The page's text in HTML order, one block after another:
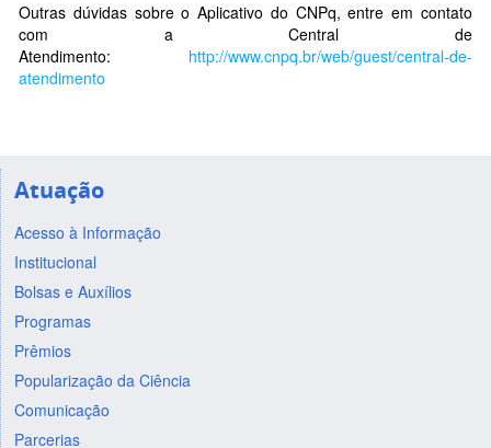
Outras dúvidas sobre o Aplicativo do CNPq, entre em contato
com a Central de
Atendimento: http://www.cnpq.br/web/guest/central-de-
atendimento
Atuação
Acesso à Informação
Institucional
Bolsas e Auxílios
Programas
Prêmios
Popularização da Ciência
Comunicação
Parcerias